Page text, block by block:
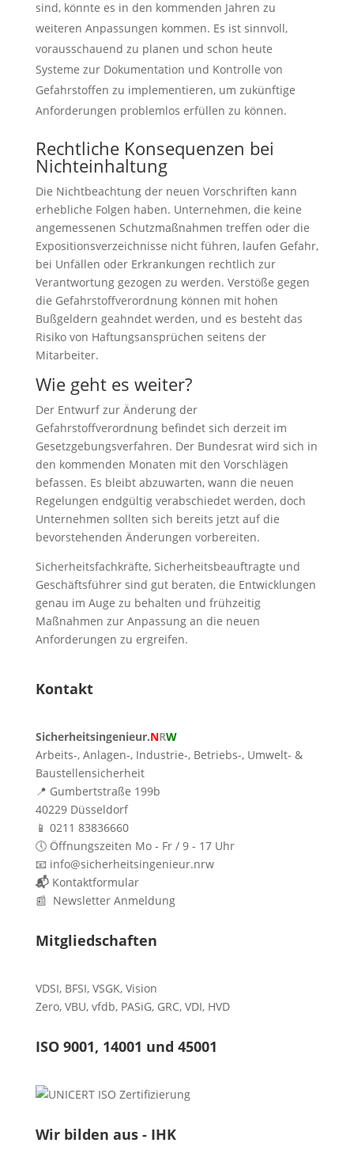
sind, könnte es in den kommenden Jahren zu
weiteren Anpassungen kommen. Es ist sinnvoll,
vorausschauend zu planen und schon heute
Systeme zur Dokumentation und Kontrolle von
Gefahrstoffen zu implementieren, um zukünftige
Anforderungen problemlos erfüllen zu können.
Rechtliche Konsequenzen bei
Nichteinhaltung
Die Nichtbeachtung der neuen Vorschriften kann
erhebliche Folgen haben. Unternehmen, die keine
angemessenen Schutzmaßnahmen treffen oder die
Expositionsverzeichnisse nicht führen, laufen Gefahr,
bei Unfällen oder Erkrankungen rechtlich zur
Verantwortung gezogen zu werden. Verstöße gegen
die Gefahrstoffverordnung können mit hohen
Bußgeldern geahndet werden, und es besteht das
Risiko von Haftungsansprüchen seitens der
Mitarbeiter.
Wie geht es weiter?
Der Entwurf zur Änderung der
Gefahrstoffverordnung befindet sich derzeit im
Gesetzgebungsverfahren. Der Bundesrat wird sich in
den kommenden Monaten mit den Vorschlägen
befassen. Es bleibt abzuwarten, wann die neuen
Regelungen endgültig verabschiedet werden, doch
Unternehmen sollten sich bereits jetzt auf die
bevorstehenden Änderungen vorbereiten.
Sicherheitsfachkräfte, Sicherheitsbeauftragte und
Geschäftsführer sind gut beraten, die Entwicklungen
genau im Auge zu behalten und frühzeitig
Maßnahmen zur Anpassung an die neuen
Anforderungen zu ergreifen.
Kontakt
Sicherheitsingenieur.NRW
Arbeits-, Anlagen-, Industrie-, Betriebs-, Umwelt- &
Baustellensicherheit
📍 Gumbertstraße 199b
40229 Düsseldorf
📱 0211 83836660
🕔 Öffnungszeiten Mo - Fr / 9 - 17 Uhr
📧 info@sicherheitsingenieur.nrw
📬 Kontaktformular
📰 Newsletter Anmeldung
Mitgliedschaften
VDSI, BFSI, VSGK, Vision
Zero, VBU, vfdb, PASiG, GRC, VDI, HVD
ISO 9001, 14001 und 45001
Wir bilden aus - IHK